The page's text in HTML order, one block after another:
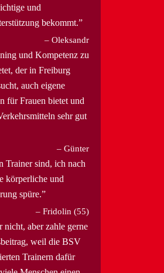
und
bekommt.
Oleksandr
und Kompetenz zu
der in Freiburg
auch eigene
für Frauen bietet und
sehr gut
Günter
Trainer sind, ich nach
körperliche und
spüre.
Fridolin (55)
aber zahle gerne
weil die BSV
Trainern dafür